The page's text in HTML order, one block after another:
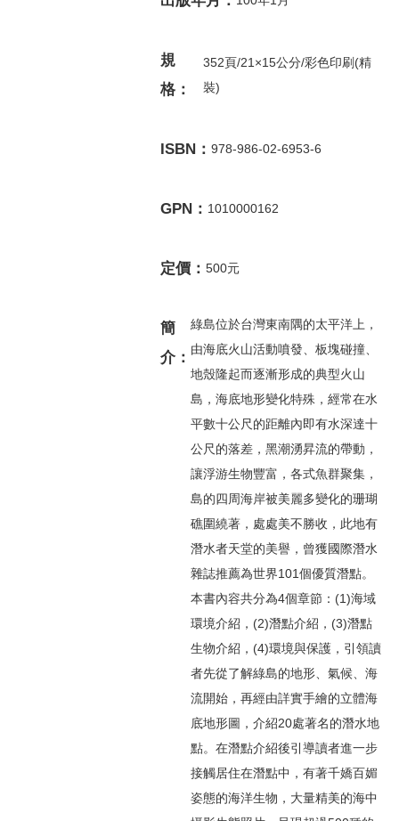
規
格：
352頁/21×15公分/彩色印刷(精
裝)
ISBN： 978-986-02-6953-6
GPN： 1010000162
定價： 500元
簡
介：
綠島位於台灣東南隅的太平洋上，
由海底火山活動噴發、板塊碰撞、
地殼隆起而逐漸形成的典型火山
島，海底地形變化特殊，經常在水
平數十公尺的距離內即有水深達十
公尺的落差，黑潮湧昇流的帶動，
讓浮游生物豐富，各式魚群聚集，
島的四周海岸被美麗多變化的珊瑚
礁圍繞著，處處美不勝收，此地有
潛水者天堂的美譽，曾獲國際潛水
雜誌推薦為世界101個優質潛點。
本書內容共分為4個章節：(1)海域
環境介紹，(2)潛點介紹，(3)潛點
生物介紹，(4)環境與保護，引領讀
者先從了解綠島的地形、氣候、海
流開始，再經由詳實手繪的立體海
底地形圖，介紹20處著名的潛水地
點。在潛點介紹後引導讀者進一步
接觸居住在潛點中，有著千嬌百媚
姿態的海洋生物，大量精美的海中